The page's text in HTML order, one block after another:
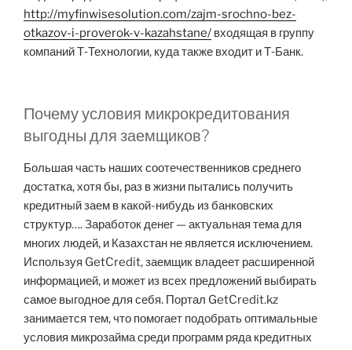
http://myfinwisesolution.com/zajm-srochno-bez-
otkazov-i-proverok-v-kazahstane/ входящая в группу
компаний Т‑Технологии, куда также входит и Т‑Банк.
Почему условия микрокредитования
выгодны для заемщиков?
Большая часть наших соотечественников среднего
достатка, хотя бы, раз в жизни пытались получить
кредитный заем в какой-нибудь из банковских
структур…. Заработок денег — актуальная тема для
многих людей, и Казахстан не является исключением.
Используя GetCredit, заемщик владеет расширенной
информацией, и может из всех предложений выбирать
самое выгодное для себя. Портал GetCredit.kz
занимается тем, что помогает подобрать оптимальные
условия микрозайма среди программ ряда кредитных